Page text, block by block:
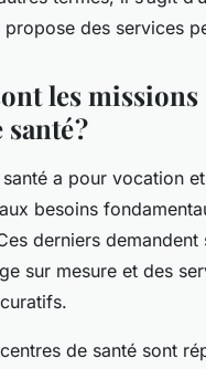
des services
les missions
?
a pour vocation
besoins
derniers demandent
sur mesure et des
de santé sont